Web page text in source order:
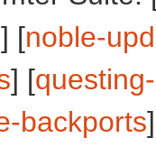
] [noble-
] [
backports